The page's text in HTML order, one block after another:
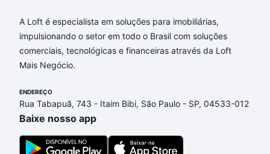
custam a partir de R$ 0 e com nossas opções de
financiamento imobiliário as parcelas podem se
adequar ao seu orçamento. Se ainda tem alguma
dúvida dos custos envolvidos no processo de
um apartamento
o imóvel dos seus sonhos com segurança e
conforto. Loft, com você até as chaves.
A Loft é especialista em soluções para imobiliárias,
impulsionando o setor em todo o Brasil com soluções
comerciais, tecnológicas e financeiras através da Loft
Mais Negócio.
ENDEREÇO
Rua Tabapuã, 743 - Itaim Bibi, São Paulo - SP, 04533-012
Baixe nosso app